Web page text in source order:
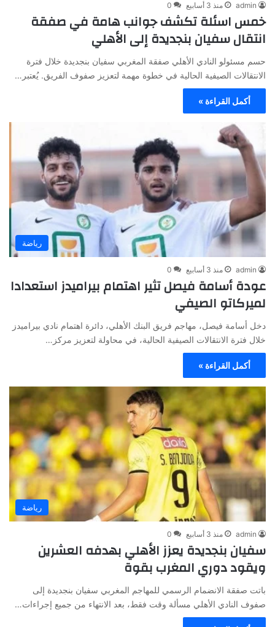
admin منذ 3 أسابيع 0
خمس اسئلة تكشف جوانب هامة في صفقة
انتقال سفيان بنجديدة إلى الأهلي
حسم مسئولو النادي الأهلي صفقة المغربي سفيان بنجديدة خلال فترة
الانتقالات الصيفية الحالية في خطوة مهمة لتعزيز صفوف الفريق. يُعتبر…
أكمل القراءة »
رياضة
admin منذ 3 أسابيع 0
عودة أسامة فيصل تثير اهتمام بيراميدز استعدادا
لميركاتو الصيفي
دخل أسامة فيصل، مهاجم فريق البنك الأهلي، دائرة اهتمام نادي بيراميدز
خلال فترة الانتقالات الصيفية الحالية، في محاولة لتعزيز مركز…
أكمل القراءة »
رياضة
admin منذ 3 أسابيع 0
سفيان بنجديدة يعزز الأهلي بهدفه العشرين
ويقود دوري المغرب بقوة
باتت صفقة الانضمام الرسمي للمهاجم المغربي سفيان بنجديدة إلى
صفوف النادي الأهلي مسألة وقت فقط، بعد الانتهاء من جميع إجراءات…